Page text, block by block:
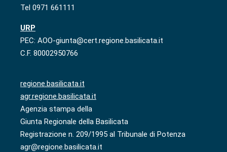
Tel 0971 661111
URP
PEC: AOO-giunta@cert.regione.basilicata.it
C.F. 80002950766
regione.basilicata.it
agr.regione.basilicata.it
Agenzia stampa della
Giunta Regionale della Basilicata
Registrazione n. 209/1995 al Tribunale di Potenza
agr@regione.basilicata.it